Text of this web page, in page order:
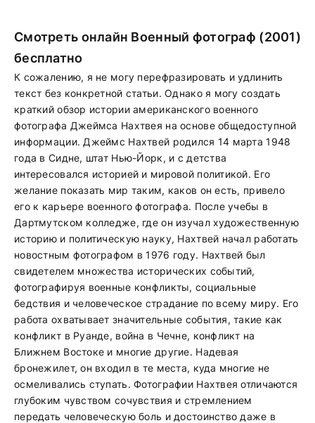
Смотреть онлайн Военный фотограф (2001)
бесплатно
К сожалению, я не могу перефразировать и удлинить
текст без конкретной статьи. Однако я могу создать
краткий обзор истории американского военного
фотографа Джеймса Нахтвея на основе общедоступной
информации. Джеймс Нахтвей родился 14 марта 1948
года в Сидне, штат Нью-Йорк, и с детства
интересовался историей и мировой политикой. Его
желание показать мир таким, каков он есть, привело
его к карьере военного фотографа. После учебы в
Дартмутском колледже, где он изучал художественную
историю и политическую науку, Нахтвей начал работать
новостным фотографом в 1976 году. Нахтвей был
свидетелем множества исторических событий,
фотографируя военные конфликты, социальные
бедствия и человеческое страдание по всему миру. Его
работа охватывает значительные события, такие как
конфликт в Руанде, война в Чечне, конфликт на
Ближнем Востоке и многие другие. Надевая
бронежилет, он входил в те места, куда многие не
осмеливались ступать. Фотографии Нахтвея отличаются
глубоким чувством сочувствия и стремлением
передать человеческую боль и достоинство даже в